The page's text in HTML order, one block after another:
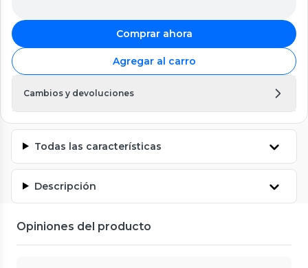
Comprar ahora
Agregar al carro
Cambios y devoluciones
Todas las características
Descripción
Opiniones del producto